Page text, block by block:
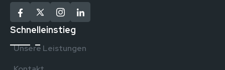
Schnelleinstieg
Unsere Leistungen